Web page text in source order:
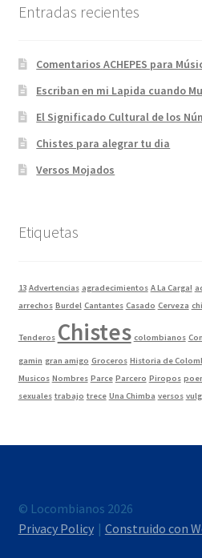
Entradas recientes
Comentarios ACHEPES para
Escriban en mi Lapida cuando
El Significado Cultural de los
Chistes para alegrar tu dia
Versos Mojados
Etiquetas
13 Advertencias agradecimientos A La Carga!
arrechos Burdel Cantantes Casado Cerveza
Tenderos Chistes colombianos
gamin gran amigo Groceros Historia de
Musicos Nombres Parce Parcero Piropos
sexuales trabajo trece Una Chimba versos
© Locombianos 2026
Privacy Policy
Construido con